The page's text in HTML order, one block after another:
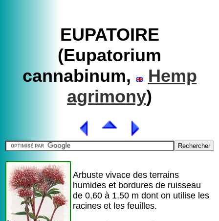
EUPATOIRE
(Eupatorium
cannabinum,
Hemp
agrimony)
Arbuste vivace des terrains
humides et bordures de ruisseau
de 0,60 à 1,50 m dont on utilise les
racines et les feuilles.